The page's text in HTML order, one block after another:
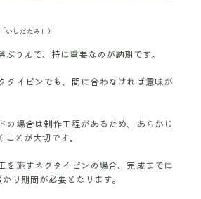
いしだたみ」）
うえで、特に重要なのが納期です。
タイピンでも、間に合わなければ意味が
の場合は制作工程があるため、あらかじ
とが大切です。
を施すネクタイピンの場合、完成までに
り期間が必要となります。